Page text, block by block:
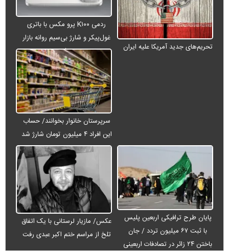
تحریم‌های جدید آمریکا علیه ایران
ردمی K۱۰۰ پرو مکس با باتری
غول‌پیکر و شارژ بی‌سیم روانه بازار
می‌شود
سرپرستان خانوار بخوانند/ حساب
این افراد ۴ میلیون تومان شارژ شد
پایان طرح ترافیکی اربعین پلیس
با ثبت ۶۷ میلیون تردد / جان
باختن ۲۴ زائر در تصادفات اربعینی
عکس/ مازیار لرستانی با یک اتفاق
تلخ از مراسم ختم اکبر عبدی رفت